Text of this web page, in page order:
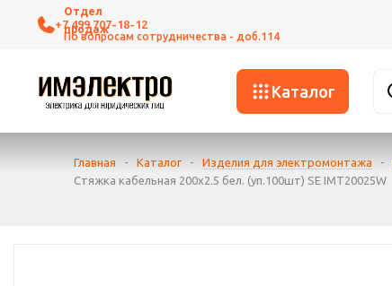
+7 499 707-18-12
Каталог
Главная - Каталог - Изделия для электромонтажа -
Стяжка кабельная 200х2.5 бел. (уп.100шт) SE IMT20025W